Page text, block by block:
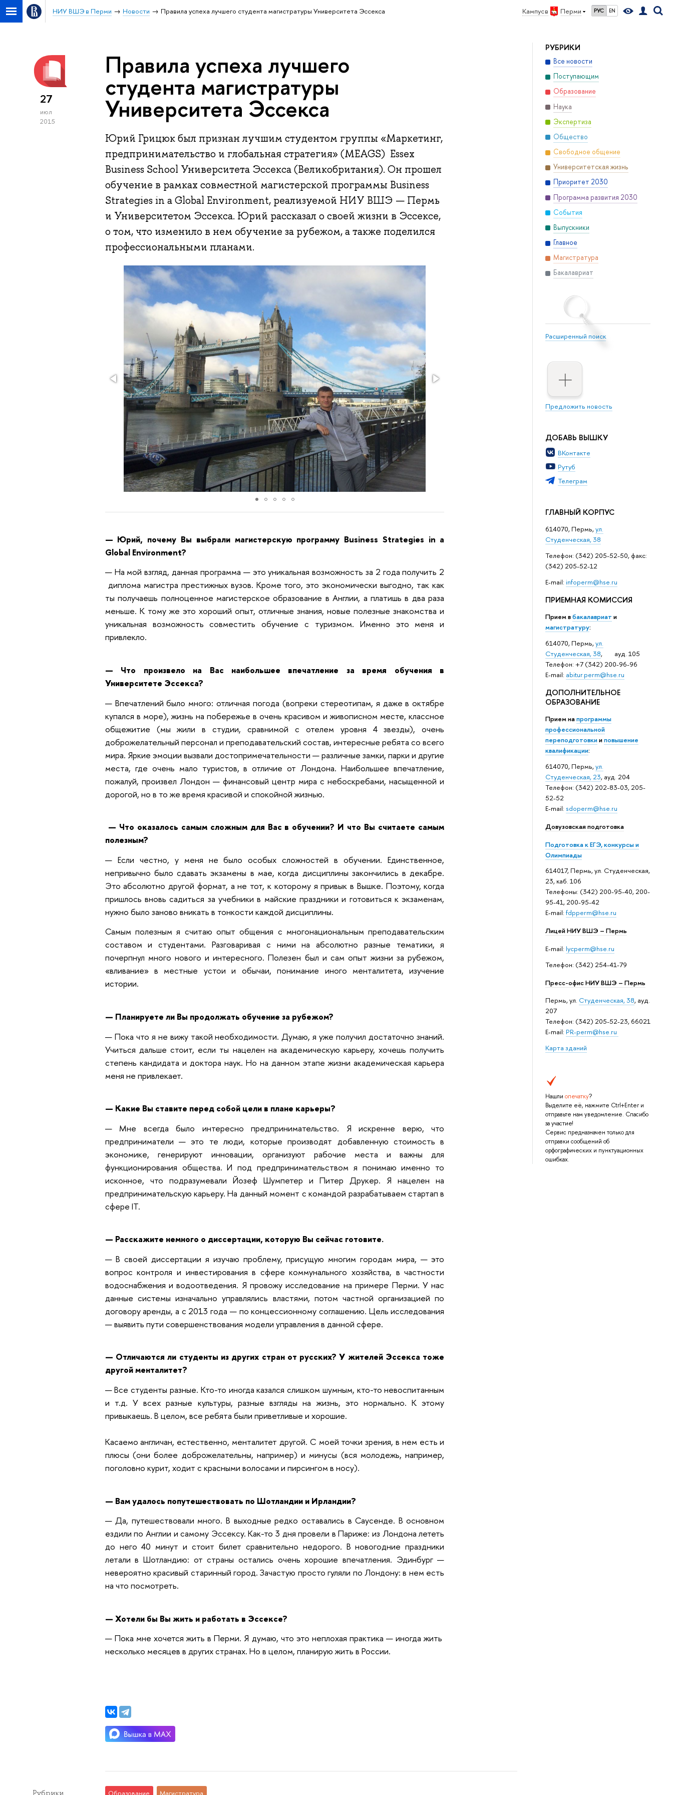
Кампус в Перми РУС EN
НИУ ВШЭ в Перми Новости Правила успеха лучшего студента магистратуры Университета Эссекса
РУБРИКИ
Все новости
Поступающим
Образование
Наука
Экспертиза
Общество
Свободное общение
Университетская жизнь
Приоритет 2030
Программа развития 2030
События
Выпускники
Главное
Магистратура
Бакалавриат
Расширенный поиск
Предложить новость
ДОБАВЬ ВЫШКУ
ВКонтакте
Рутуб
Телеграм
ГЛАВНЫЙ КОРПУС
614070, Пермь,ул.
Студенческая, 38
Телефон: (342) 205-52-50, факс:
(342) 205-52-12
Е-mail: infoperm@hse.ru
ПРИЕМНАЯ КОМИССИЯ
Прием вбакалавриат и
магистратуру:
614070, Пермь,ул.
Студенческая, 38, ауд. 105
Телефон: +7 (342) 200-96-96
E-mail: abitur.perm@hse.ru
ДОПОЛНИТЕЛЬНОЕ
ОБРАЗОВАНИЕ
Прием напрограммы
профессиональной
переподготовкииповышение
квалификации:
614070, Пермь,ул.
Студенческая, 23, ауд. 204
Телефон: (342) 202-83-03, 205-
52-52
E-mail: sdoperm@hse.ru
Довузовская подготовка
Подготовка к ЕГЭ, конкурсы и
Олимпиады
614017, Пермь, ул. Студенческая,
23, каб. 106
Телефоны: (342) 200-95-40, 200-
95-41, 200-95-42
E-mail: fdpperm@hse.ru
Лицей НИУ ВШЭ – Пермь
E-mail: lycperm@hse.ru
Телефон: (342) 254-41-79
Пресс-офис НИУ ВШЭ – Пермь
Пермь, ул. Студенческая, 38, ауд.
207
Телефон: (342) 205-52-23, 66021
E-mail: PR-perm@hse.ru
Карта зданий
Нашли опечатку?
Выделите её, нажмите Ctrl+Enter и
отправьте нам уведомление. Спасибо
за участие!
Сервис предназначен только для
отправки сообщений об
орфографических и пунктуационных
ошибках.
27
июл
2015
Правила успеха лучшего
студента магистратуры
Университета Эссекса
Юрий Грицюк был признан лучшим студентом группы «Маркетинг,
предпринимательство и глобальная стратегия» (MEAGS) Essex
Business School Университета Эссекса (Великобритания). Он прошел
обучение в рамках совместной магистерской программы Business
Strategies in a Global Environment, реализуемой НИУ ВШЭ — Пермь
и Университетом Эссекса. Юрий рассказал о своей жизни в Эссексе,
о том, что изменило в нем обучение за рубежом, а также поделился
профессиональными планами.
— Юрий, почему Вы выбрали магистерскую программу Business Strategies in a
Global Environment?
— На мой взгляд, данная программа — это уникальная возможность за 2 года получить 2
диплома магистра престижных вузов. Кроме того, это экономически выгодно, так как
ты получаешь полноценное магистерское образование в Англии, а платишь в два раза
меньше. К тому же это хороший опыт, отличные знания, новые полезные знакомства и
уникальная возможность совместить обучение с туризмом. Именно это меня и
привлекло.
— Что произвело на Вас наибольшее впечатление за время обучения в
Университете Эссекса?
— Впечатлений было много: отличная погода (вопреки стереотипам, я даже в октябре
купался в море), жизнь на побережье в очень красивом и живописном месте, классное
общежитие (мы жили в студии, сравнимой с отелем уровня 4 звезды), очень
доброжелательный персонал и преподавательский состав, интересные ребята со всего
мира. Яркие эмоции вызвали достопримечательности — различные замки, парки и другие
места, где очень мало туристов, в отличие от Лондона. Наибольшее впечатление,
пожалуй, произвел Лондон — финансовый центр мира с небоскребами, насыщенной и
дорогой, но в то же время красивой и спокойной жизнью.
— Что оказалось самым сложным для Вас в обучении? И что Вы считаете самым
полезным?
— Если честно, у меня не было особых сложностей в обучении. Единственное,
непривычно было сдавать экзамены в мае, когда дисциплины закончились в декабре.
Это абсолютно другой формат, а не тот, к которому я привык в Вышке. Поэтому, когда
пришлось вновь садиться за учебники в майские праздники и готовиться к экзаменам,
нужно было заново вникать в тонкости каждой дисциплины.
Самым полезным я считаю опыт общения с многонациональным преподавательским
составом и студентами. Разговаривая с ними на абсолютно разные тематики, я
почерпнул много нового и интересного. Полезен был и сам опыт жизни за рубежом,
«вливание» в местные устои и обычаи, понимание иного менталитета, изучение
истории.
— Планируете ли Вы продолжать обучение за рубежом?
— Пока что я не вижу такой необходимости. Думаю, я уже получил достаточно знаний.
Учиться дальше стоит, если ты нацелен на академическую карьеру, хочешь получить
степень кандидата и доктора наук. Но на данном этапе жизни академическая карьера
меня не привлекает.
— Какие Вы ставите перед собой цели в плане карьеры?
— Мне всегда было интересно предпринимательство. Я искренне верю, что
предприниматели — это те люди, которые производят добавленную стоимость в
экономике, генерируют инновации, организуют рабочие места и важны для
функционирования общества. И под предпринимательством я понимаю именно то
исконное, что подразумевали Йозеф Шумпетер и Питер Друкер. Я нацелен на
предпринимательскую карьеру. На данный момент с командой разрабатываем стартап в
сфере IT.
— Расскажите немного о диссертации, которую Вы сейчас готовите.
— В своей диссертации я изучаю проблему, присущую многим городам мира, — это
вопрос контроля и инвестирования в сфере коммунального хозяйства, в частности
водоснабжения и водоотведения. Я провожу исследование на примере Перми. У нас
данные системы изначально управлялись властями, потом частной организацией по
договору аренды, а с 2013 года — по концессионному соглашению. Цель исследования
— выявить пути совершенствования модели управления в данной сфере.
— Отличаются ли студенты из других стран от русских? У жителей Эссекса тоже
другой менталитет?
— Все студенты разные. Кто-то иногда казался слишком шумным, кто-то невоспитанным
и т.д. У всех разные культуры, разные взгляды на жизнь, это нормально. К этому
привыкаешь. В целом, все ребята были приветливые и хорошие.
Касаемо англичан, естественно, менталитет другой. С моей точки зрения, в нем есть и
плюсы (они более доброжелательны, например) и минусы (вся молодежь, например,
поголовно курит, ходит с красными волосами и пирсингом в носу).
— Вам удалось попутешествовать по Шотландии и Ирландии?
— Да, путешествовали много. В выходные редко оставались в Саусенде. В основном
ездили по Англии и самому Эссексу. Как-то 3 дня провели в Париже: из Лондона лететь
до него 40 минут и стоит билет сравнительно недорого. В новогодние праздники
летали в Шотландию: от страны остались очень хорошие впечатления. Эдинбург —
невероятно красивый старинный город. Зачастую просто гуляли по Лондону: в нем есть
на что посмотреть.
— Хотели бы Вы жить и работать в Эссексе?
— Пока мне хочется жить в Перми. Я думаю, что это неплохая практика — иногда жить
несколько месяцев в других странах. Но в целом, планирую жить в России.
Образование Магистратура